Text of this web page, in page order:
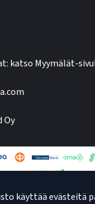
katso Myymälät-
Oy
käyttää evästeitä